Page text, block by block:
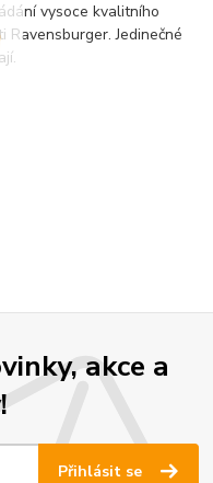
vysoce kvalitního
Jedinečné
akce a
Přihlásit se